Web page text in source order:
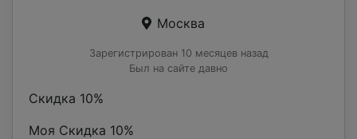
Москва
Зарегистрирован 10 месяцев назад
Был на сайте давно
Скидка 10%
Моя Скидка 10%